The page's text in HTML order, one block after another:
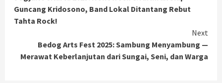
Guncang Kridosono, Band Lokal Ditantang Rebut
Tahta Rock!
Next
Bedog Arts Fest 2025: Sambung Menyambung —
Merawat Keberlanjutan dari Sungai, Seni, dan Warga